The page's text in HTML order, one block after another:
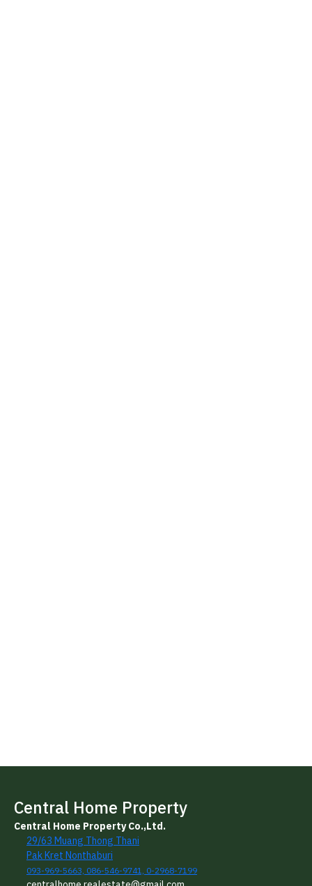
Central Home Property
Central Home Property Co.,Ltd.
29/63 Muang Thong Thani
Pak Kret Nonthaburi
093-969-5663, 086-546-9741, 0-2968-7199